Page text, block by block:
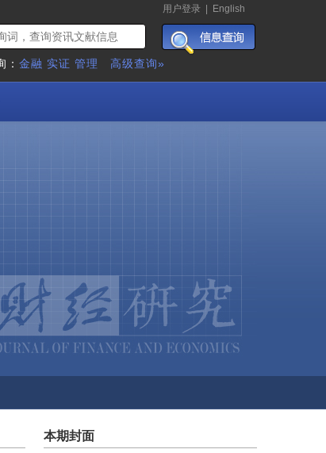
用户登录 English
： 金融 实证 管理 高级查询»
本期封面